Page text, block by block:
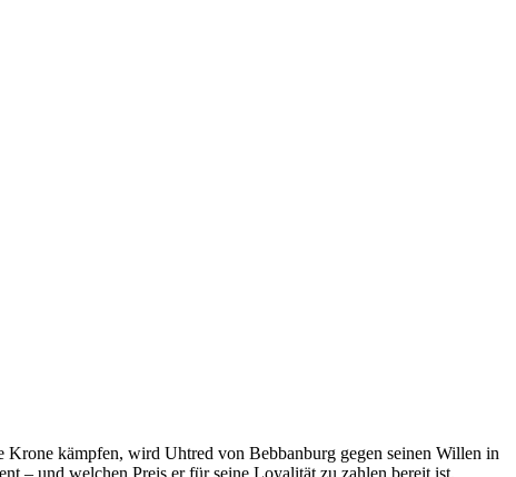
kämpfen, wird Uhtred von Bebbanburg gegen seinen Willen in
– und welchen Preis er für seine Loyalität zu zahlen bereit ist.